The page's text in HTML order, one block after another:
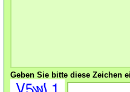
Geben Sie bitte diese Zeichen